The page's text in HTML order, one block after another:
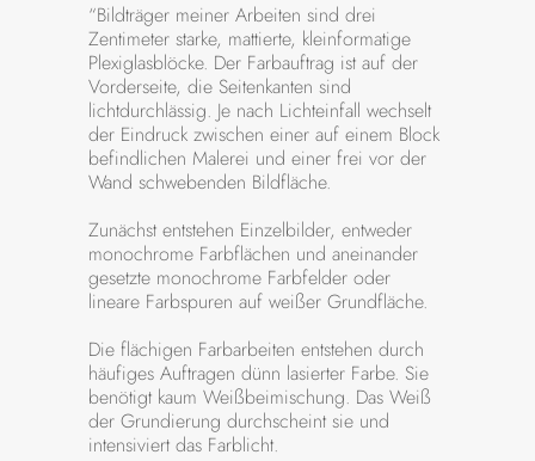
“Bildträger meiner Arbeiten sind drei
Zentimeter starke, mattierte, kleinformatige
Plexiglasblöcke. Der Farbauftrag ist auf der
Vorderseite, die Seitenkanten sind
lichtdurchlässig. Je nach Lichteinfall wechselt
der Eindruck zwischen einer auf einem Block
befindlichen Malerei und einer frei vor der
Wand schwebenden Bildfläche.
Zunächst entstehen Einzelbilder, entweder
monochrome Farbflächen und aneinander
gesetzte monochrome Farbfelder oder
lineare Farbspuren auf weißer Grundfläche.
Die flächigen Farbarbeiten entstehen durch
häufiges Auftragen dünn lasierter Farbe. Sie
benötigt kaum Weißbeimischung. Das Weiß
der Grundierung durchscheint sie und
intensiviert das Farblicht.